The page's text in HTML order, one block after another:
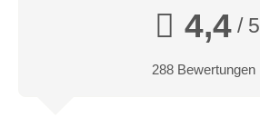
4,4/ 5
288 Bewertungen